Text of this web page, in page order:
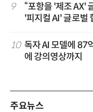
9
“포항을 '제조 AX'
'피지컬 AI' 글로벌
10 독자 AI 모델에 87
에 강의영상까지
주요뉴스